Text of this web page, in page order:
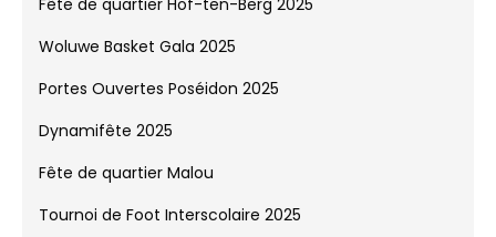
1000 km Panathlon
Fête de quartier Andromède 2025
Balade à vélo 2025
Fête de quartier Hof-ten-Berg 2025
Woluwe Basket Gala 2025
Portes Ouvertes Poséidon 2025